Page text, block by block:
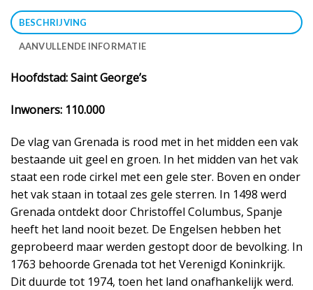
BESCHRIJVING
AANVULLENDE INFORMATIE
Hoofdstad: Saint George’s
Inwoners: 110.000
De vlag van Grenada is rood met in het midden een vak
bestaande uit geel en groen. In het midden van het vak
staat een rode cirkel met een gele ster. Boven en onder
het vak staan in totaal zes gele sterren. In 1498 werd
Grenada ontdekt door Christoffel Columbus, Spanje
heeft het land nooit bezet. De Engelsen hebben het
geprobeerd maar werden gestopt door de bevolking. In
1763 behoorde Grenada tot het Verenigd Koninkrijk.
Dit duurde tot 1974, toen het land onafhankelijk werd.